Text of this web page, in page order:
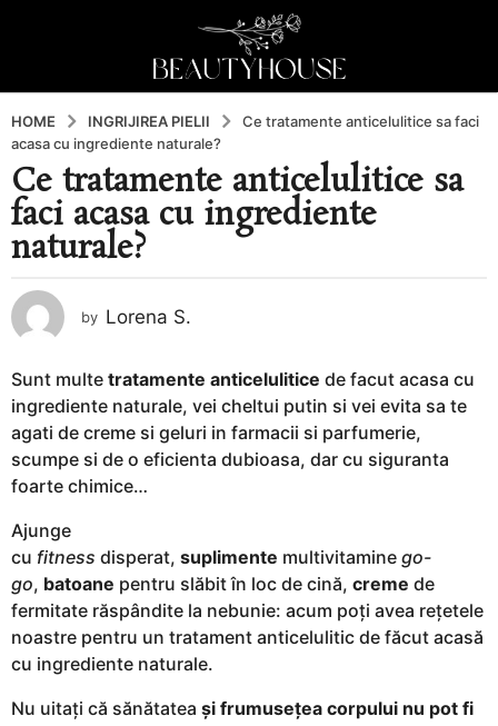
HOME INGRIJIREA PIELII
Ce tratamente anticelulitice sa faci
acasa cu ingrediente naturale?
2
a
n
i
g
o
a
n
i
a
g
o
Ce tratamente anticelulitice sa
faci acasa cu ingrediente
naturale?
by Lorena S.
Sunt multe tratamente anticelulitice de facut acasa cu
ingrediente naturale, vei cheltui putin si vei evita sa te
agati de creme si geluri in farmacii si parfumerie,
scumpe si de o eficienta dubioasa, dar cu siguranta
foarte chimice…
Ajunge
cu fitness disperat, suplimente multivitamine go-
go, batoane pentru slăbit în loc de cină, creme de
fermitate răspândite la nebunie: acum poți avea rețetele
noastre pentru un tratament anticelulitic de făcut acasă
cu ingrediente naturale.
Nu uitați că sănătatea și frumusețea corpului nu pot fi